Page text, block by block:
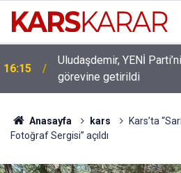
16:15
Uludaşdemir, YENİ
görevine getirildi
Anasayfa kars
Kars’ta
Fotoğraf Sergisi” açıldı